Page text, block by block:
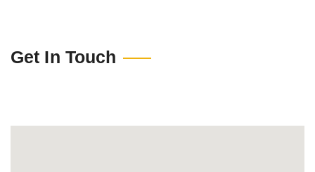
Get In Touch